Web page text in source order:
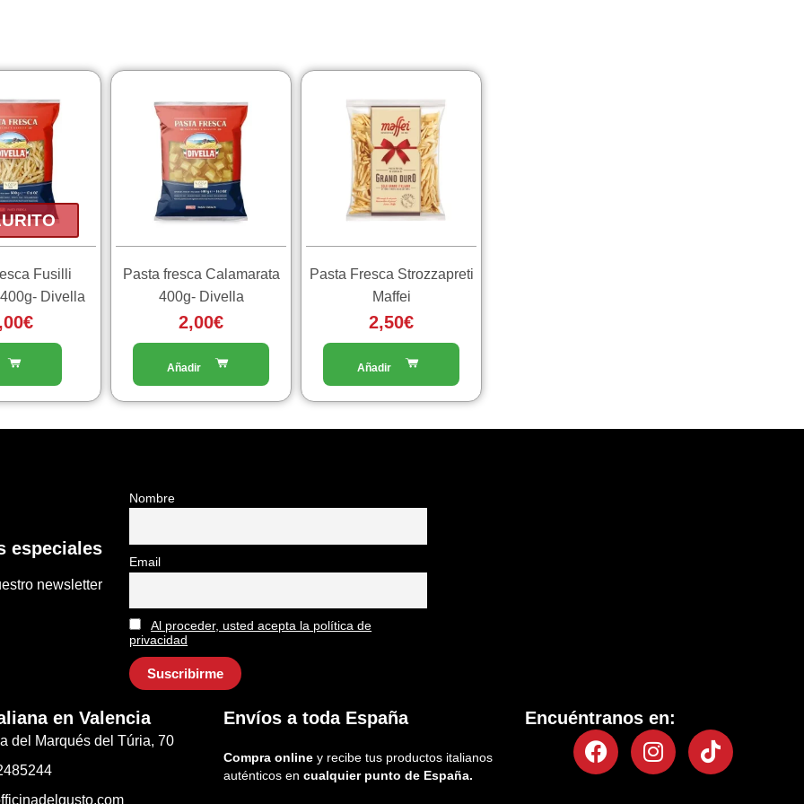
Fusilli
Divella
€
Pasta fresca Calamarata
400g- Divella
2,00€
Pasta Fresca Strozzapreti
Maffei
2,50€
especiales
newsletter
Nombre
Email
Al proceder, usted acepta la política de
privacidad
en Valencia
del Marqués del Túria, 70
Envíos a toda España
Compra online y recibe tus productos italianos
auténticos en cualquier punto de España.
Encuéntranos en:
FacebookInstagram
Tiktok